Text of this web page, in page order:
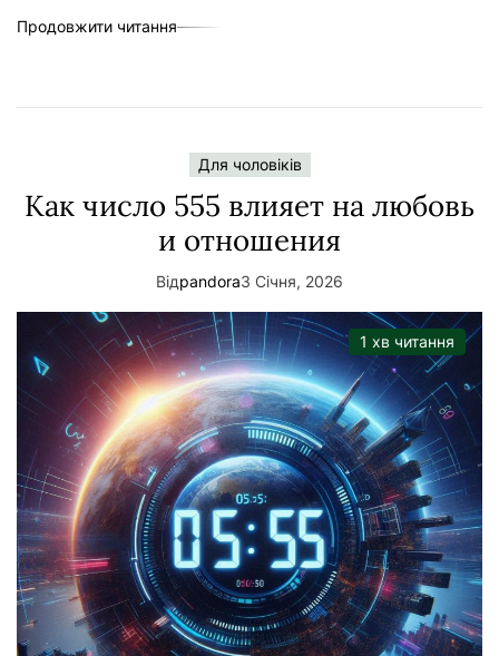
Продовжити читання
Для чоловіків
Как число 555 влияет на любовь
и отношения
Відpandora3 Січня, 2026
1 хв читання